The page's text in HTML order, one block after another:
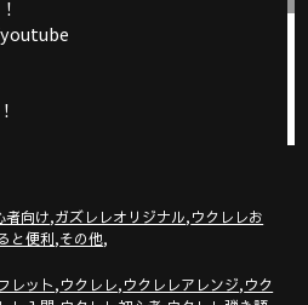
者向け,ガズレレオリジナル,ウクレレお
と便利,その他,
レット,ウクレレ,ウクレレアレンジ,ウク